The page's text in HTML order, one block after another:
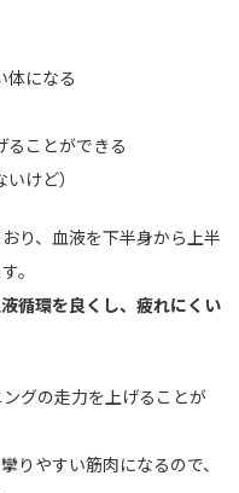
体になる
ることができる
けど）
り、血液を下半身から上半
。
循環を良くし、疲れにくい
グの走力を上げることが
りやすい筋肉になるので、